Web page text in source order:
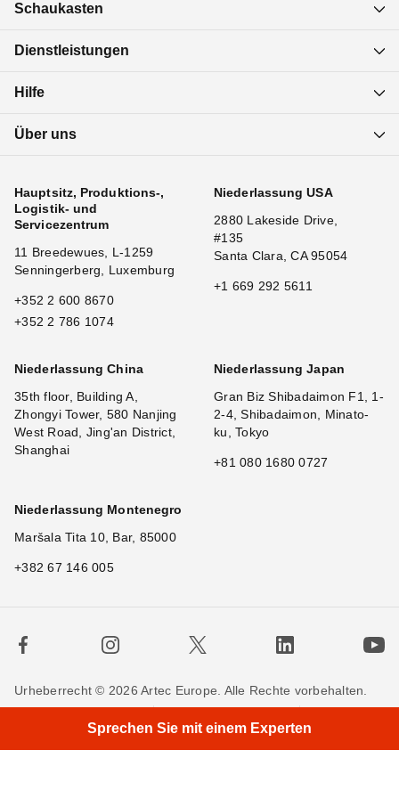
×
Schaukasten
Dienstleistungen
Hilfe
Über uns
Hauptsitz, Produktions-,
Logistik- und
Servicezentrum
11 Breedewues, L-1259
Senningerberg, Luxemburg
+352 2 600 8670
+352 2 786 1074
Niederlassung USA
2880 Lakeside Drive,
#135
Santa Clara, CA 95054
+1 669 292 5611
Niederlassung China
35th floor, Building A,
Zhongyi Tower, 580 Nanjing
West Road, Jing'an District,
Shanghai
Niederlassung Japan
Gran Biz Shibadaimon F1, 1-
2-4, Shibadaimon, Minato-
ku, Tokyo
+81 080 1680 0727
Niederlassung Montenegro
Maršala Tita 10, Bar, 85000
+382 67 146 005
Urheberrecht © 2026 Artec Europe. Alle Rechte vorbehalten.
Privatsphäre
Cookie-Richtlinien Kontakieren Sie uns
Sprechen Sie mit einem Experten